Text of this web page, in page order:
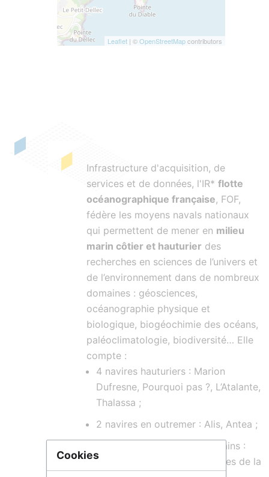
Leaflet | ©OpenStreetMapcontributors
Infrastructure d'acquisition, de
services et de données, l'IR* flotte
océanographique française, FOF,
fédère les moyens navals nationaux
qui permettent de mener en milieu
marin côtier et hauturier des
recherches en sciences de l’univers et
de l’environnement dans de nombreux
domaines : géosciences,
océanographie physique et
biologique, biogéochimie des océans,
paléoclimatologie, biodiversité… Elle
compte :
4 navires hauturiers : Marion
Dufresne, Pourquoi pas ?, L’Atalante,
Thalassa ;
2 navires en outremer : Alis, Antea ;
5 navires côtiers métropolitains :
Thetys, L’Europe, Thalia, Côtes de la
Cookies